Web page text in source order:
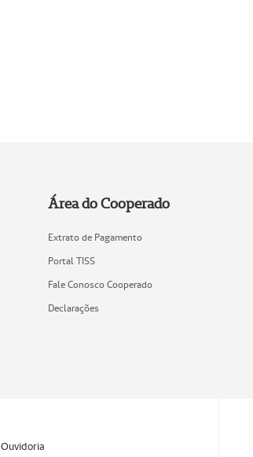
Área do Cooperado
Extrato de Pagamento
Portal TISS
Fale Conosco Cooperado
Declarações
Ouvidoria